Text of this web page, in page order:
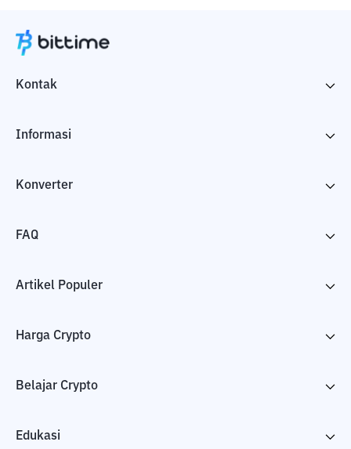
Kontak
Informasi
Konverter
FAQ
Artikel Populer
Harga Crypto
Belajar Crypto
Edukasi